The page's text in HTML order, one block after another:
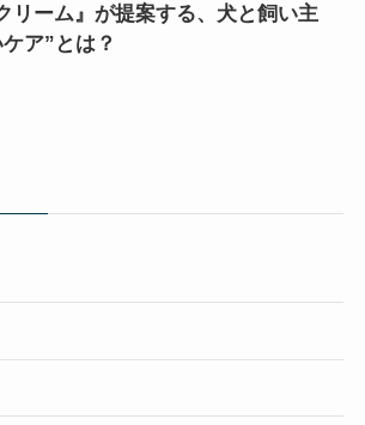
リーム』が提案する、犬と飼い主
ア”とは？